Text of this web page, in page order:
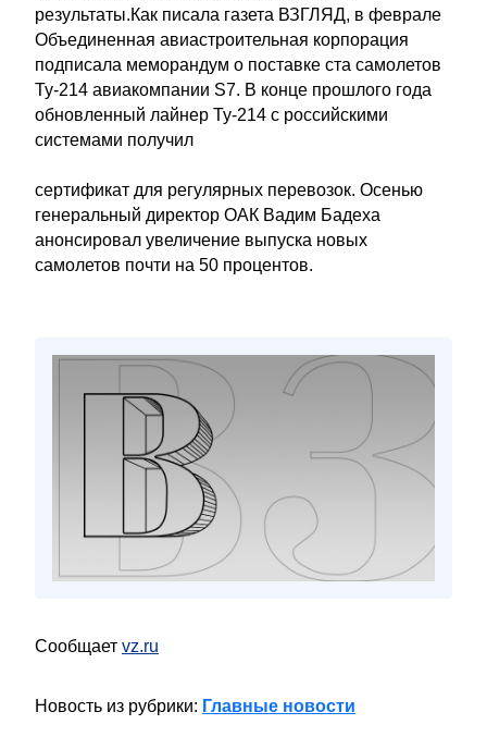
результаты.Как писала газета ВЗГЛЯД, в феврале
Объединенная авиастроительная корпорация
подписала меморандум о поставке ста самолетов
Ту-214 авиакомпании S7. В конце прошлого года
обновленный лайнер Ту-214 с российскими
системами получил
сертификат для регулярных перевозок. Осенью
генеральный директор ОАК Вадим Бадеха
анонсировал увеличение выпуска новых
самолетов почти на 50 процентов.
Сообщает vz.ru
Новость из рубрики: Главные новости